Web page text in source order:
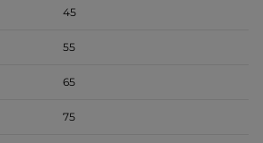
45
55
65
75